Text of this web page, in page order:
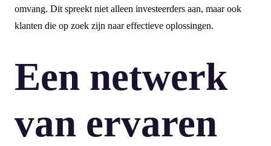
omvang. Dit spreekt niet alleen investeerders aan, maar ook
klanten die op zoek zijn naar effectieve oplossingen.
Een netwerk
van ervaren